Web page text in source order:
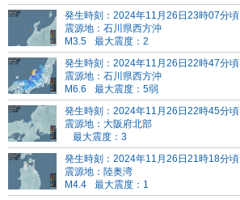
発生時刻：2024年11月26日23時07分頃
震源地：石川県西方沖
M3.5
最大震度：2
発生時刻：2024年11月26日22時47分頃
震源地：石川県西方沖
M6.6
最大震度：5弱
発生時刻：2024年11月26日22時45分頃
震源地：大阪府北部
最大震度：3
発生時刻：2024年11月26日21時18分頃
震源地：陸奥湾
M4.4
最大震度：1